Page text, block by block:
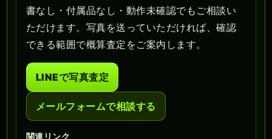
書なし・付属品なし・動作未確認でもご相談い
ただけます。写真を送っていただければ、確認
できる範囲で概算査定をご案内します。
LINEで写真査定
メールフォームで相談する
関連リンク